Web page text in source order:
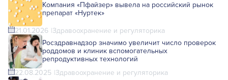
Компания «Пфайзер» вывела на российский рынок
препарат «Нуртек»
21.01.2026 Здравоохранение и регуляторика
Росздравнадзор значимо увеличит число проверок
роддомов и клиник вспомогательных
репродуктивных технологий
22.08.2025 Здравоохранение и регуляторика